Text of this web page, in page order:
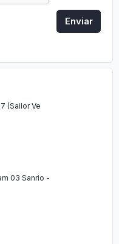
Enviar
(Sailor Ve
03 Sanrio -